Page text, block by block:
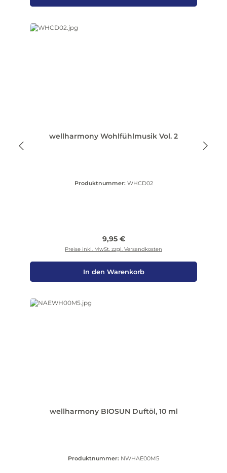
wellharmony Wohlfühlmusik Vol. 2
Produktnummer: WHCD02
Regulärer Preis:
9,95 €
Preise inkl. MwSt. zzgl. Versandkosten
In den Warenkorb
wellharmony BIOSUN Duftöl, 10 ml
Produktnummer: NWHAE00M5